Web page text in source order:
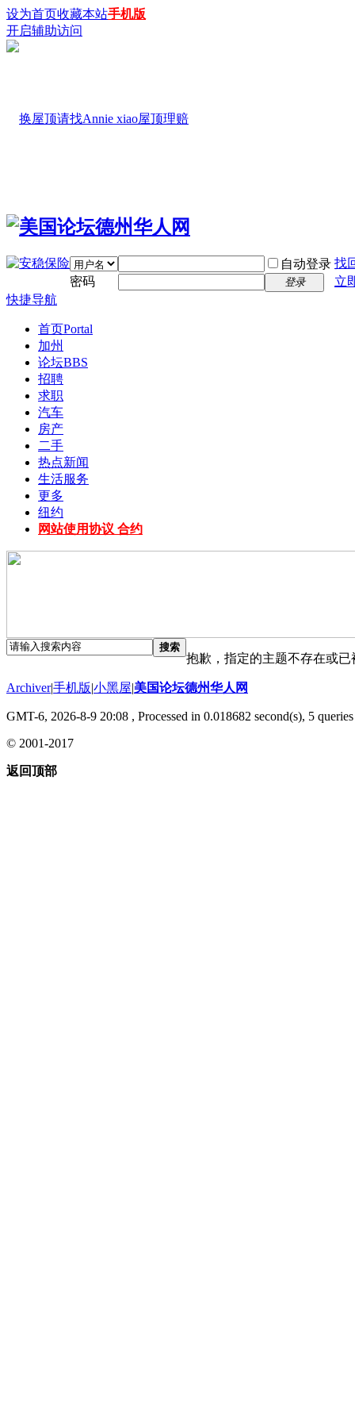
设为首页收藏本站手机版
开启辅助访问
自动登录 找
密码
登录
立
快捷导航
首页Portal
加州
论坛BBS
招聘
求职
汽车
房产
二手
热点新闻
生活服务
更多
纽约
网站使用协议 合约
搜索
抱歉，指定的主题不存在或
Archiver|手机版|小黑屋|美国论坛德州华人网
GMT-6, 2026-8-9 20:08 , Processed in 0.018682 second(s), 5
© 2001-2017
返回顶部